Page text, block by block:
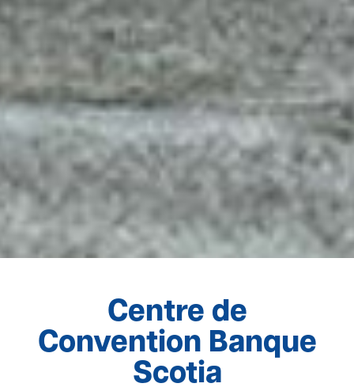
Centre de
Convention Banque
Scotia